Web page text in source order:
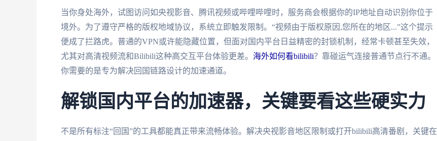
当你身处海外，试图访问如央视影音、腾讯视频或哔哩哔哩时，服务商会根据你的IP地址自动识别你位于
境外。为了遵守严格的版权地域协议，系统立即触发限制。“视频由于版权原因,您所在的地区...”这个提示
便成了拦路虎。普通的VPN或许能隐藏位置，但面对国内平台日益精密的封锁机制，经常卡顿甚至失效，
尤其对高清视频流和Bilibili这种高交互平台体验更差。 海外如何看bilibili？靠碰运气连接普通节点行不通。
你需要的是专为解决回国链路设计的加速通道。
解锁国内平台的加速器，关键要看这些硬实力
不是所有标注“回国”的工具都能真正带来流畅体验。解决央视影音地区限制或打开bilibili高清番剧，关键在